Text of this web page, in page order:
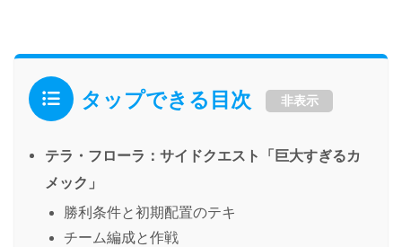
タップできる目次 非表示
テラ・フローラ：サイドクエスト「巨大すぎるカ
メック」
勝利条件と初期配置のテキ
チーム編成と作戦